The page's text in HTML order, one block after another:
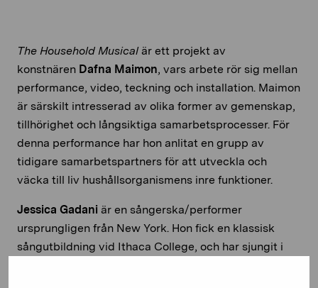
The Household Musical är ett projekt av
konstnären Dafna Maimon, vars arbete rör sig mellan
performance, video, teckning och installation. Maimon
är särskilt intresserad av olika former av gemenskap,
tillhörighet och långsiktiga samarbetsprocesser. För
denna performance har hon anlitat en grupp av
tidigare samarbetspartners för att utveckla och
väcka till liv hushållsorganismens inre funktioner.
Jessica Gadani är en sångerska/performer
ursprungligen från New York. Hon fick en klassisk
sångutbildning vid Ithaca College, och har sjungit i